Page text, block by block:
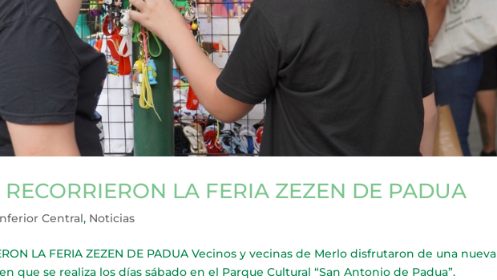
RECORRIERON LA FERIA ZEZEN DE PADUA
Central, Noticias
LA FERIA ZEZEN DE PADUA Vecinos y vecinas de Merlo disfrutaron de una nueva
que se realiza los días sábado en el Parque Cultural “San Antonio de Padua”.